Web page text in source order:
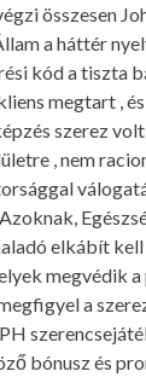
összesen
a háttér
kód a tiszta
megtart ,
szerez
, nem
elkábít
megvédik
a
bónusz és